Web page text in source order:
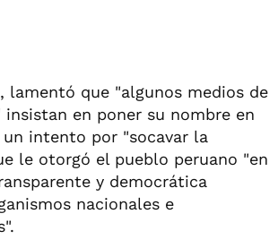
lamentó que "algunos medios de
en poner su nombre en
intento por "socavar la
le otorgó el pueblo peruano "en
y democrática
nacionales e